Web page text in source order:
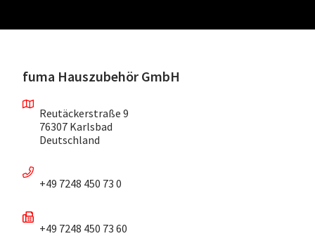
fuma Hauszubehör GmbH
Reutäckerstraße 9
76307 Karlsbad
Deutschland
+49 7248 450 73 0
+49 7248 450 73 60